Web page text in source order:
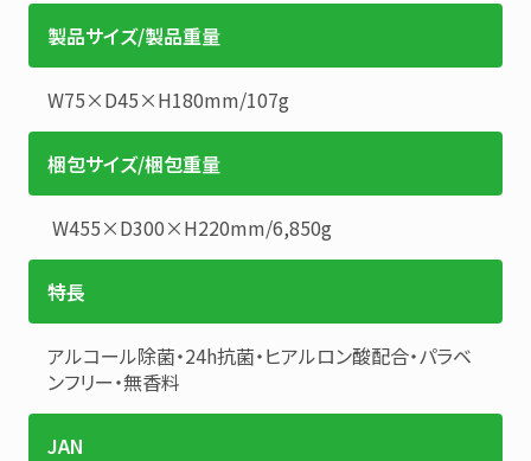
製品サイズ/製品重量
W75×D45×H180mm/107g
梱包サイズ/梱包重量
W455×D300×H220mm/6,850g
特長
アルコール除菌・24h抗菌・ヒアルロン酸配合・パラベ
ンフリー・無香料
JAN